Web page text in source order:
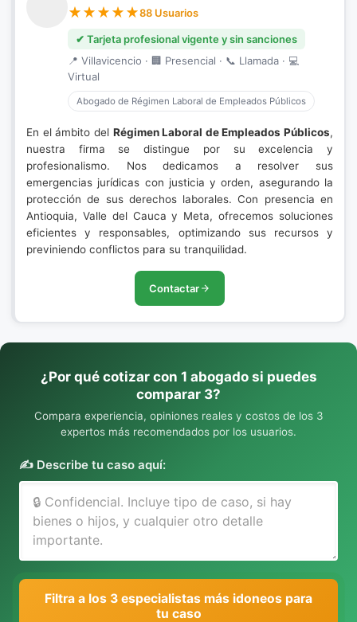
88 Usuarios
✔ Tarjeta profesional vigente y sin sanciones
📍 Villavicencio · 🏢 Presencial · 📞 Llamada · 💻
Virtual
Abogado de Régimen Laboral de Empleados Públicos
En el ámbito del Régimen Laboral de Empleados Públicos,
nuestra firma se distingue por su excelencia y
profesionalismo. Nos dedicamos a resolver sus
emergencias jurídicas con justicia y orden, asegurando la
protección de sus derechos laborales. Con presencia en
Antioquia, Valle del Cauca y Meta, ofrecemos soluciones
eficientes y responsables, optimizando sus recursos y
previniendo conflictos para su tranquilidad.
Contactar
¿Por qué cotizar con 1 abogado si puedes
comparar 3?
Compara experiencia, opiniones reales y costos de los 3
expertos más recomendados por los usuarios.
✍️ Describe tu caso aquí:
Filtra a los 3 especialistas más idoneos para
tu caso